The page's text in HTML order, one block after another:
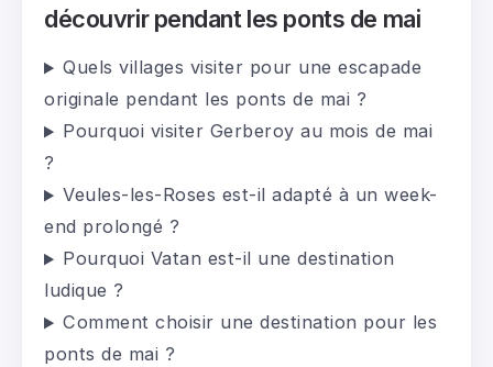
découvrir pendant les ponts de mai
Quels villages visiter pour une escapade
originale pendant les ponts de mai ?
Pourquoi visiter Gerberoy au mois de mai
?
Veules-les-Roses est-il adapté à un week-
end prolongé ?
Pourquoi Vatan est-il une destination
ludique ?
Comment choisir une destination pour les
ponts de mai ?